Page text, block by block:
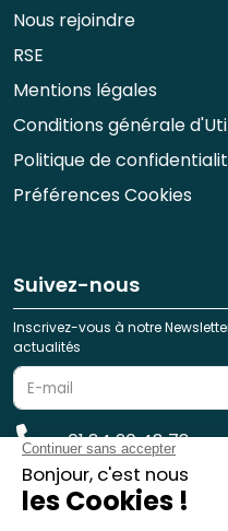
Nous rejoindre
RSE
Mentions légales
Conditions générale
Politique de
Préférences Cookies
Suivez-nous
Inscrivez-vous à notre
actualités
01 84 20 48 78